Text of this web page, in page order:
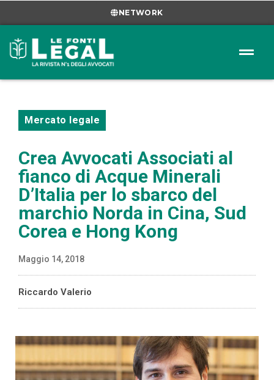
NETWORK
Mercato legale
Crea Avvocati Associati al
fianco di Acque Minerali
D’Italia per lo sbarco del
marchio Norda in Cina, Sud
Corea e Hong Kong
Maggio 14, 2018
Riccardo Valerio